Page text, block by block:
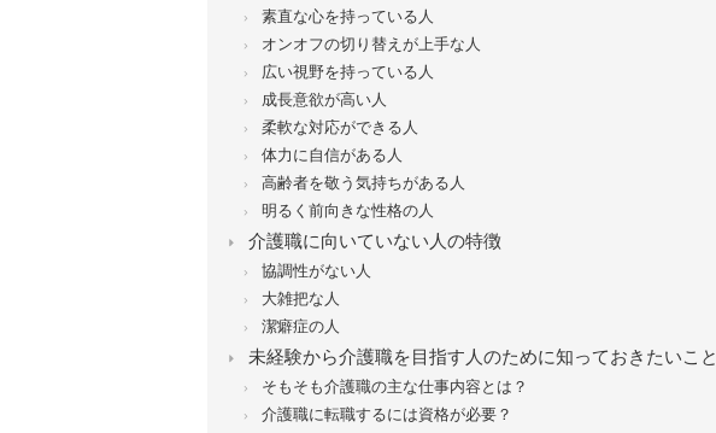
素直な心を持っている人
オンオフの切り替えが上手な人
広い視野を持っている人
成長意欲が高い人
柔軟な対応ができる人
体力に自信がある人
高齢者を敬う気持ちがある人
明るく前向きな性格の人
介護職に向いていない人の特徴
協調性がない人
大雑把な人
潔癖症の人
未経験から介護職を目指す人のために知っておきたいこと
そもそも介護職の主な仕事内容とは？
介護職に転職するには資格が必要？